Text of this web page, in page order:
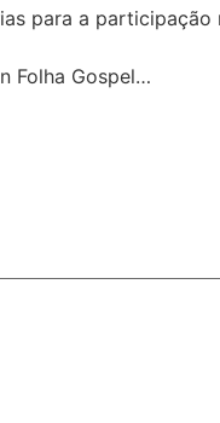
para a participação
Folha Gospel…